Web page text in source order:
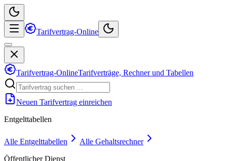
Tarifvertrag-Online
Tarifvertrag-OnlineTarifverträge, Rechner und Tabellen
Neuen Tarifvertrag einreichen
Entgelttabellen
Alle Entgelttabellen
Alle Gehaltsrechner
Öffentlicher Dienst